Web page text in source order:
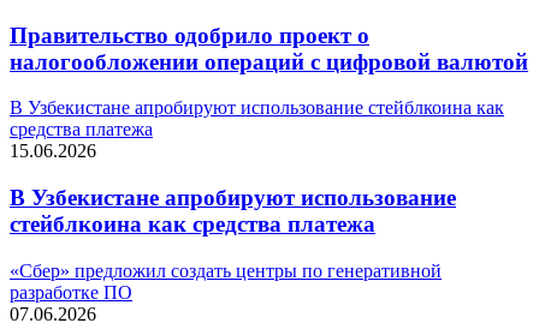
Правительство одобрило проект о
налогообложении операций с цифровой валютой
В Узбекистане апробируют использование стейблкоина как
средства платежа
15.06.2026
В Узбекистане апробируют использование
стейблкоина как средства платежа
«Сбер» предложил создать центры по генеративной
разработке ПО
07.06.2026